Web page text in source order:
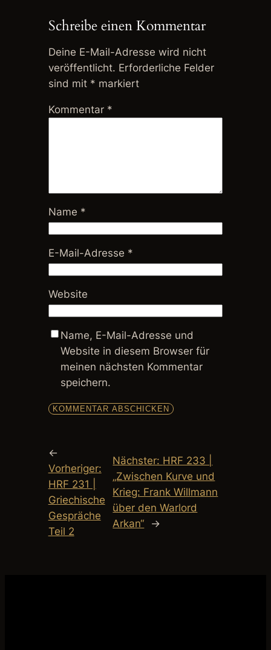
Schreibe einen Kommentar
Deine E-Mail-Adresse wird nicht
veröffentlicht. Erforderliche Felder
sind mit * markiert
Kommentar *
Name *
E-Mail-Adresse *
Website
Name, E-Mail-Adresse und
Website in diesem Browser für
meinen nächsten Kommentar
speichern.
←
Vorheriger:
HRF 231 |
Griechische
Gespräche
Teil 2
Nächster: HRF 233 |
„Zwischen Kurve und
Krieg: Frank Willmann
über den Warlord
Arkan“
→